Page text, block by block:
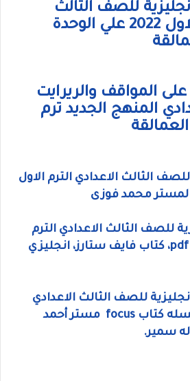
للصف الثالث
الاعدادي الترم الاول 2022 علي الوحدة
المواقف والريرايت
المنهج الجديد ترم
الثالث الاعدادي الترم الاول
للصف الثالث الاعدادي الترم
الاول شرح وتدريبات pdf، كتاب فايف ستارز، انجليزي
للصف الثالث الاعدادي
مستر أحمد
سمير.